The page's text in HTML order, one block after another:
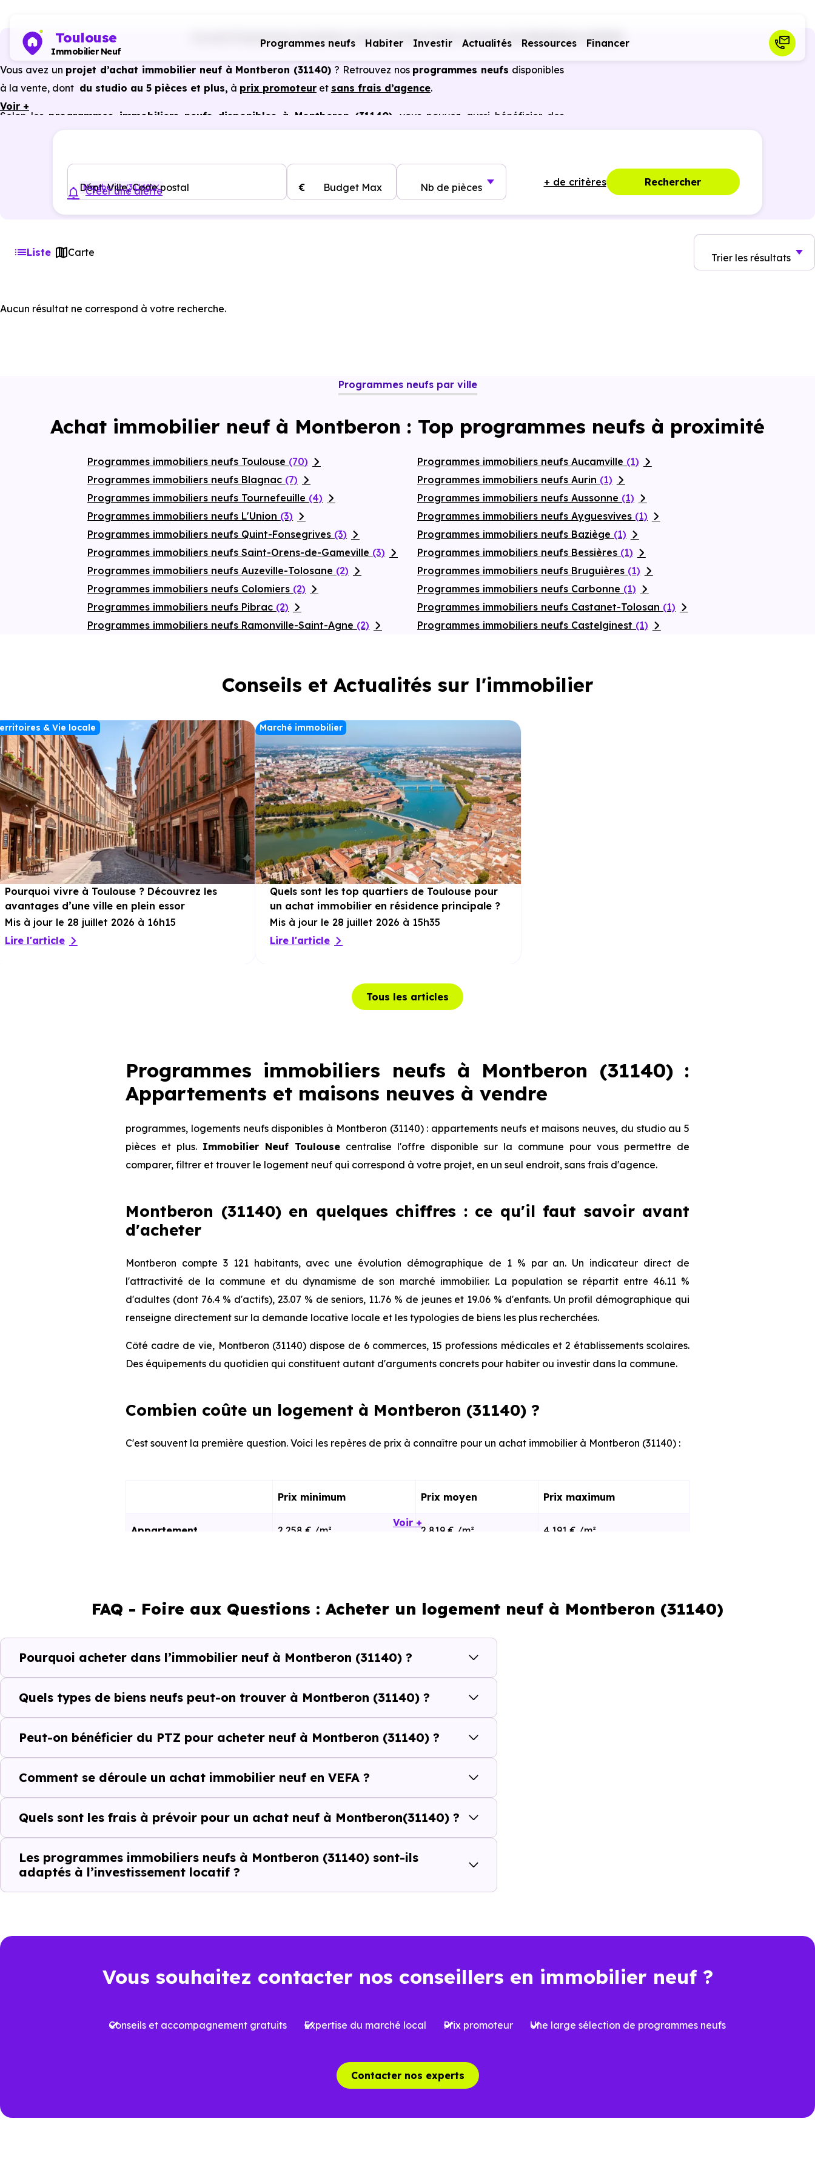
Toulouse
Immobilier Neuf
Programmes neufs Habiter Investir Actualités Ressources Financer
Programmes immobiliers neufs Occitanie Haute-Garonne (31) Montberon (31140)
Vous avez un projet d’achat immobilier neuf à Montberon (31140) ? Retrouvez nos programmes neufs disponibles
à la vente, dont du studio au 5 pièces et plus, à prix promoteur et sans frais d’agence.
Selon les programmes immobiliers neufs disponibles à Montberon (31140) , vous pouvez aussi bénéficier des
Voir +
Dépt, Ville, Code postal
Montberon (31140) Budget Max
€ Nb de pièces + de critères Rechercher
Créer une alerte
Liste Carte Trier les résultats
Aucun résultat ne correspond à votre recherche.
Programmes neufs par ville
Achat immobilier neuf à Montberon : Top programmes neufs à proximité
Programmes immobiliers neufs Toulouse (70)
Programmes immobiliers neufs Blagnac (7)
Programmes immobiliers neufs Tournefeuille (4)
Programmes immobiliers neufs L'Union (3)
Programmes immobiliers neufs Quint-Fonsegrives (3)
Programmes immobiliers neufs Saint-Orens-de-Gameville (3)
Programmes immobiliers neufs Auzeville-Tolosane (2)
Programmes immobiliers neufs Colomiers (2)
Programmes immobiliers neufs Pibrac (2)
Programmes immobiliers neufs Ramonville-Saint-Agne (2)
Programmes immobiliers neufs Aucamville (1)
Programmes immobiliers neufs Aurin (1)
Programmes immobiliers neufs Aussonne (1)
Programmes immobiliers neufs Ayguesvives (1)
Programmes immobiliers neufs Baziège (1)
Programmes immobiliers neufs Bessières (1)
Programmes immobiliers neufs Bruguières (1)
Programmes immobiliers neufs Carbonne (1)
Programmes immobiliers neufs Castanet-Tolosan (1)
Programmes immobiliers neufs Castelginest (1)
Conseils et Actualités sur l'immobilier
& Vie locale
Pourquoi vivre à Toulouse ? Découvrez les
avantages d’une ville en plein essor
Mis à jour le 28 juillet 2026 à 16h15
Lire l'article
Marché immobilier
Quels sont les top quartiers de Toulouse pour
un achat immobilier en résidence principale ?
Mis à jour le 28 juillet 2026 à 15h35
Lire l'article
Tous les articles
Programmes immobiliers neufs à Montberon (31140) :
Appartements et maisons neuves à vendre
programmes, logements neufs disponibles à Montberon (31140) : appartements neufs et maisons neuves, du studio au 5
pièces et plus. Immobilier Neuf Toulouse centralise l'offre disponible sur la commune pour vous permettre de
comparer, filtrer et trouver le logement neuf qui correspond à votre projet, en un seul endroit, sans frais d'agence.
Montberon (31140) en quelques chiffres : ce qu'il faut savoir avant
d'acheter
Montberon compte 3 121 habitants, avec une évolution démographique de 1 % par an. Un indicateur direct de
l'attractivité de la commune et du dynamisme de son marché immobilier. La population se répartit entre 46.11 %
d'adultes (dont 76.4 % d'actifs), 23.07 % de seniors, 11.76 % de jeunes et 19.06 % d'enfants. Un profil démographique qui
renseigne directement sur la demande locative locale et les typologies de biens les plus recherchées.
Côté cadre de vie, Montberon (31140) dispose de 6 commerces, 15 professions médicales et 2 établissements scolaires.
Des équipements du quotidien qui constituent autant d'arguments concrets pour habiter ou investir dans la commune.
Combien coûte un logement à Montberon (31140) ?
C'est souvent la première question. Voici les repères de prix à connaître pour un achat immobilier à Montberon (31140) :
Prix minimum Prix moyen Prix maximum
Appartement 2 258 € /m² 2 819 € /m² 4 191 € /m²
Ces prix varient selon la localisation dans la commune, la surface, les prestations et le stade d'avancement du
Le parc résidentiel de Montberon (31140) se compose de 7 % d'appartements et 93 % de maisons, dont 0.9 % de
résidences secondaires.
Avec 80.9 % de propriétaires et [[PourcentageLocataires] % de locataires, Montberon présente deux indicateurs
complémentaires : un marché de l'accession et un potentiel locatif à prendre en compte, pour tout projet
d'investissement ou d'achat de résidence principale..
Acheter dans le neuf ou dans l’ancien à Montberon (31140) :
comparer au-delà du prix au m²
À première vue, leprix au m² d’un logement neuf à Montberon (31140)
ancien. Pourtant, ce chiffre seul ne suffit pas à évaluer le vrai coût d’un achat immobilier. Pour comparer objectivement,
il faut regarder l’ensemble de l’opération : frais d’acquisition, financement, travaux, performance énergétique, sécurité
réduite
énergétique
prévoir
des charges mieux maîtrisées
Voir +
FAQ - Foire aux Questions : Acheter un logement neuf à Montberon (31140)
Pourquoi acheter dans l’immobilier neuf à Montberon (31140) ?
Quels types de biens neufs peut-on trouver à Montberon (31140) ?
Peut-on bénéficier du PTZ pour acheter neuf à Montberon (31140) ?
Comment se déroule un achat immobilier neuf en VEFA ?
Quels sont les frais à prévoir pour un achat neuf à Montberon(31140) ?
Les programmes immobiliers neufs à Montberon (31140) sont-ils
adaptés à l’investissement locatif ?
Vous souhaitez contacter nos conseillers en immobilier neuf ?
Conseils et accompagnement gratuits Expertise du marché local Prix promoteur Une large sélection de programmes neufs
Contacter nos experts